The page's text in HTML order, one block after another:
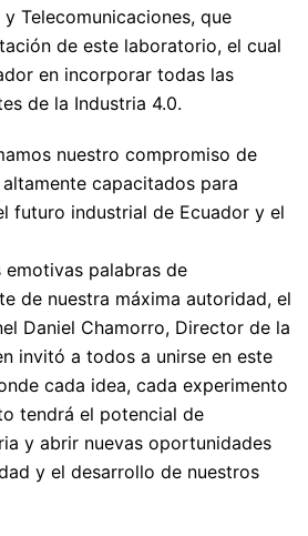
Telecomunicaciones, que
de este laboratorio, el cual
en incorporar todas las
de la Industria 4.0.
nuestro compromiso de
capacitados para
futuro industrial de Ecuador y el
palabras de
de nuestra máxima autoridad, el
Daniel Chamorro, Director de la
invitó a todos a unirse en este
cada idea, cada experimento
tendrá el potencial de
y abrir nuevas oportunidades
y el desarrollo de nuestros